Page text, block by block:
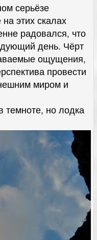
серьёзе
этих скалах
радовался, что
день. Чёрт
ощущения,
провести
миром и
темноте, но лодка